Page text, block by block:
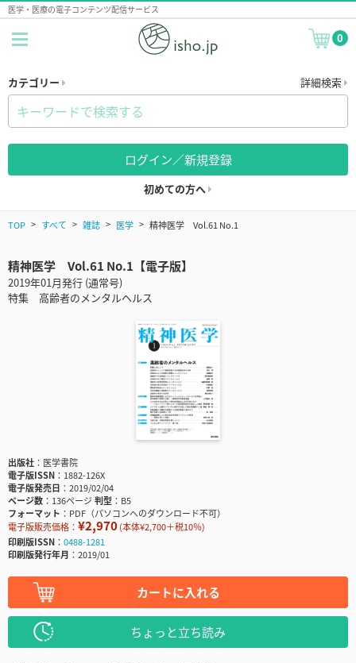
医学・医療の電子コンテンツ配信サービス
0
カテゴリー 詳細検索
ログイン／新規登録
初めての方へ
TOP すべて 雑誌 医学 精神医学 Vol.61 No.1
精神医学 Vol.61 No.1【電子版】
2019年01月発行 (通常号)
特集 高齢者のメンタルヘルス
出版社
医学書院
電子版ISSN
1882-126X
電子版発売日
2019/02/04
ページ数
136ページ判型
B5
フォーマット
PDF（パソコンへのダウンロード不可）
電子版販売価格： ¥2,970(本体¥2,700＋税10％)
印刷版ISSN
0488-1281
印刷版発行年月
2019/01
カートに入れる
ちょっと立ち読み